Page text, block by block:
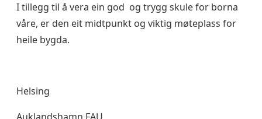
I tillegg til å vera ein god og trygg skule for borna
våre, er den eit midtpunkt og viktig møteplass for
heile bygda.
Helsing